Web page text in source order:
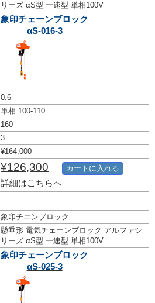
リーズ αS型 一速型 単相100V
象印チェーンブロック
αS-016-3
0.6
単相 100-110
160
3
¥164,000
¥126,300
詳細はこちらへ
カートに入れる
象印チエンブロック
懸垂形 電気チェーンブロック アルファシ
リーズ αS型 一速型 単相100V
象印チェーンブロック
αS-025-3